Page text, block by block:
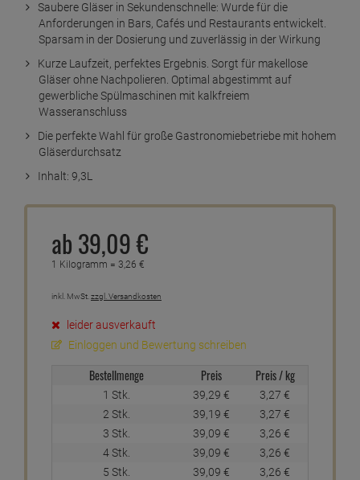
Saubere Gläser in Sekundenschnelle: Wurde für die
Anforderungen in Bars, Cafés und Restaurants entwickelt.
Sparsam in der Dosierung und zuverlässig in der Wirkung
Kurze Laufzeit, perfektes Ergebnis. Sorgt für makellose
Gläser ohne Nachpolieren. Optimal abgestimmt auf
gewerbliche Spülmaschinen mit kalkfreiem
Wasseranschluss
Die perfekte Wahl für große Gastronomiebetriebe mit hohem
Gläserdurchsatz
Inhalt: 9,3L
ab 39,09€
1 Kilogramm = 3,26 €
inkl. MwSt.zzgl. Versandkosten
leider ausverkauft
Einloggen und Bewertung schreiben
Bestellmenge Preis Preis / kg
1 Stk. 39, 29 € 3, 27 €
2 Stk.
39, 19 € 3, 27 €
3 Stk.
39, 09 € 3, 26 €
4 Stk.
39, 09 € 3, 26 €
5 Stk.
39, 09 € 3, 26 €